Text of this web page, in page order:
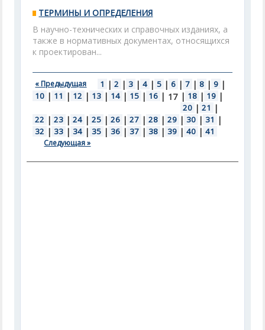
ТЕРМИНЫ И ОПРЕДЕЛЕНИЯ
В научно-технических и справочных изданиях, а
также в нормативных документах, относящихся
к проектирован...
« Предыдущая 1 | 2 | 3 | 4 | 5 | 6 | 7 | 8 | 9 |
10 | 11 | 12 | 13 | 14 | 15 | 16 | 17 | 18 | 19 |
20 | 21 |
22 | 23 | 24 | 25 | 26 | 27 | 28 | 29 | 30 | 31 |
32 | 33 | 34 | 35 | 36 | 37 | 38 | 39 | 40 | 41
Следующая »